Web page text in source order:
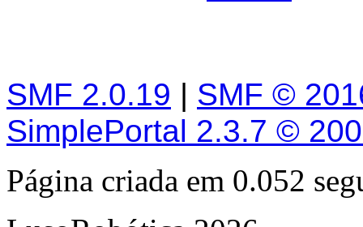
SMF 2.0.19 | SMF ©
SimplePortal 2.3.7 ©
Página criada em 0.052